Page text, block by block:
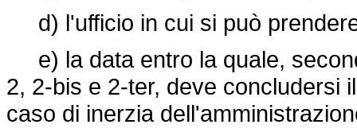
d) l'ufficio in cui si può
e) la data entro la quale,
2, 2-bis e 2-ter, deve concludersi
caso di inerzia